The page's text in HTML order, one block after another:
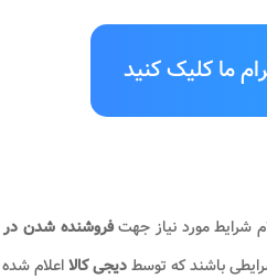
ما کلیک کنید
شرایط مورد نیاز جهتفروشنده شدن در
باشند که توسطدیجی کالااعلام